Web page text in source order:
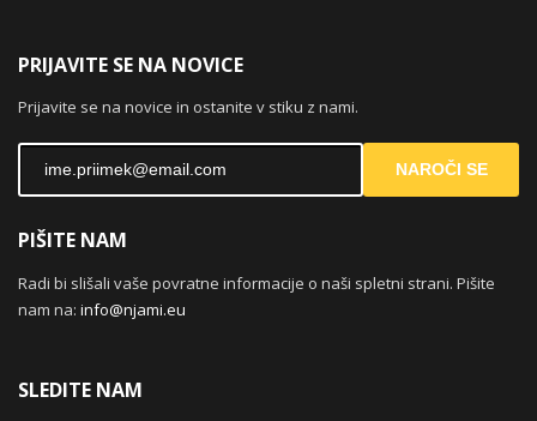
PRIJAVITE SE NA NOVICE
Prijavite se na novice in ostanite v stiku z nami.
NAROČI SE
PIŠITE NAM
Radi bi slišali vaše povratne informacije o naši spletni strani. Pišite
nam na: info@njami.eu
SLEDITE NAM